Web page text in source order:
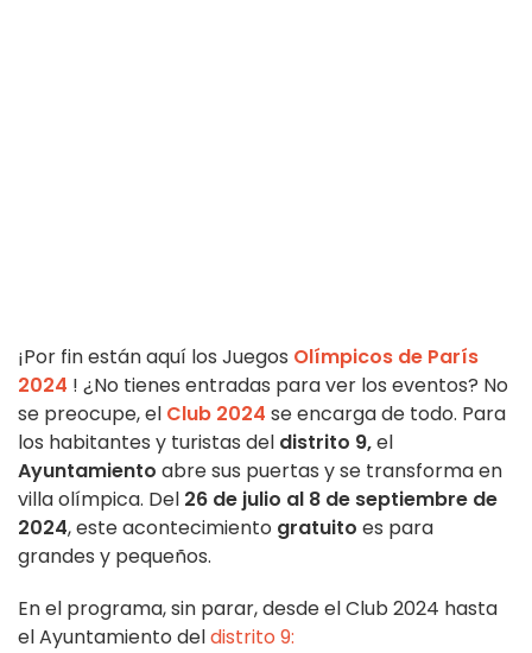
¡Por fin están aquí los Juegos Olímpicos de París
2024 ! ¿No tienes entradas para ver los eventos? No
se preocupe, el Club 2024 se encarga de todo. Para
los habitantes y turistas del distrito 9,el
Ayuntamiento abre sus puertas y se transforma en
villa olímpica. Del 26 de julio al 8 de septiembre de
2024, este acontecimiento gratuito es para
grandes y pequeños.
En el programa, sin parar, desde el Club 2024 hasta
el Ayuntamiento deldistrito 9: